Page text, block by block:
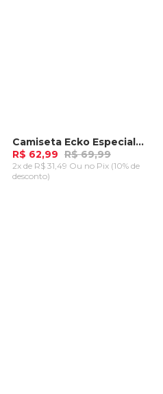
-10%Camiseta Ecko Especial Preta
R$ 62,99 R$ 69,99
2x de R$ 31,49 Ou no Pix (10% de
desconto)